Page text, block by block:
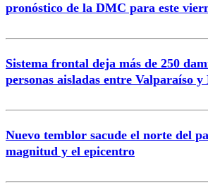
pronóstico de la DMC para este
Sistema frontal deja más de 250
personas aisladas entre Valparaíso y
Nuevo temblor sacude el norte del
magnitud y el epicentro